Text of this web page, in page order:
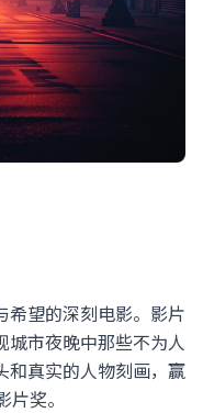
希望的深刻电影。影片
市夜晚中那些不为人
和真实的人物刻画，赢
奖。